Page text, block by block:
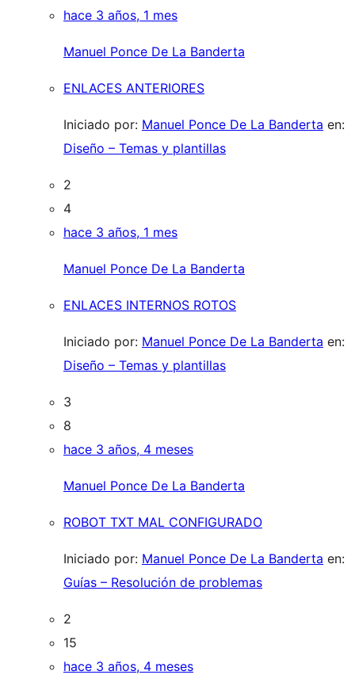
hace 3 años, 1 mes
Manuel Ponce De La Banderta
ENLACES ANTERIORES
Iniciado por: Manuel Ponce De La Banderta en:
Diseño – Temas y plantillas
2
4
hace 3 años, 1 mes
Manuel Ponce De La Banderta
ENLACES INTERNOS ROTOS
Iniciado por: Manuel Ponce De La Banderta en:
Diseño – Temas y plantillas
3
8
hace 3 años, 4 meses
Manuel Ponce De La Banderta
ROBOT TXT MAL CONFIGURADO
Iniciado por: Manuel Ponce De La Banderta en:
Guías – Resolución de problemas
2
15
hace 3 años, 4 meses